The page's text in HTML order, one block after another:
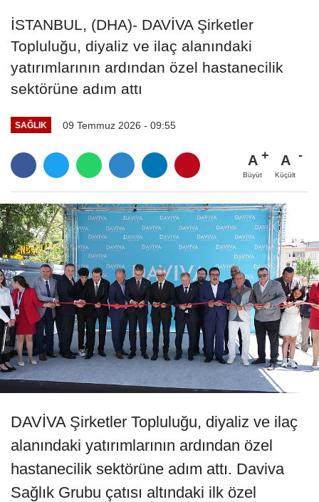
İSTANBUL, (DHA)- DAVİVA Şirketler
Topluluğu, diyaliz ve ilaç alanındaki
yatırımlarının ardından özel hastanecilik
sektörüne adım attı
SAĞLIK 09 Temmuz 2026 - 09:55
A
Büyüt
A
Küçült
DAVİVA Şirketler Topluluğu, diyaliz ve ilaç
alanındaki yatırımlarının ardından özel
hastanecilik sektörüne adım attı. Daviva
Sağlık Grubu çatısı altındaki ilk özel